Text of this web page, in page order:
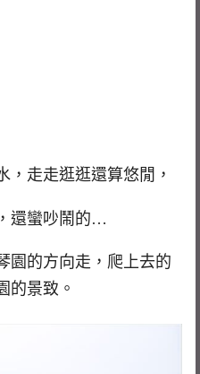
，走走逛逛還算悠閒，
還蠻吵鬧的…
園的方向走，爬上去的
的景致。